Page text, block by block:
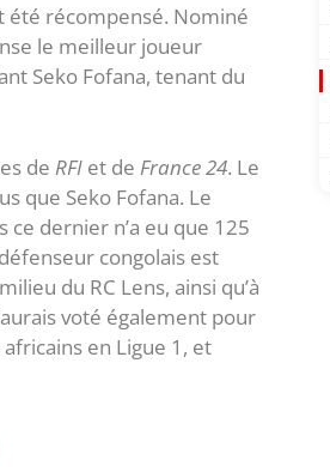
été récompensé. Nominé
le meilleur joueur
Seko Fofana, tenant du
de RFI et de France 24. Le
que Seko Fofana. Le
ce dernier n’a eu que 125
congolais est
du RC Lens, ainsi qu’à
voté également pour
en Ligue 1, et